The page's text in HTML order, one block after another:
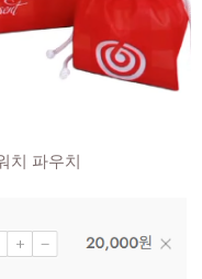
치 파우치